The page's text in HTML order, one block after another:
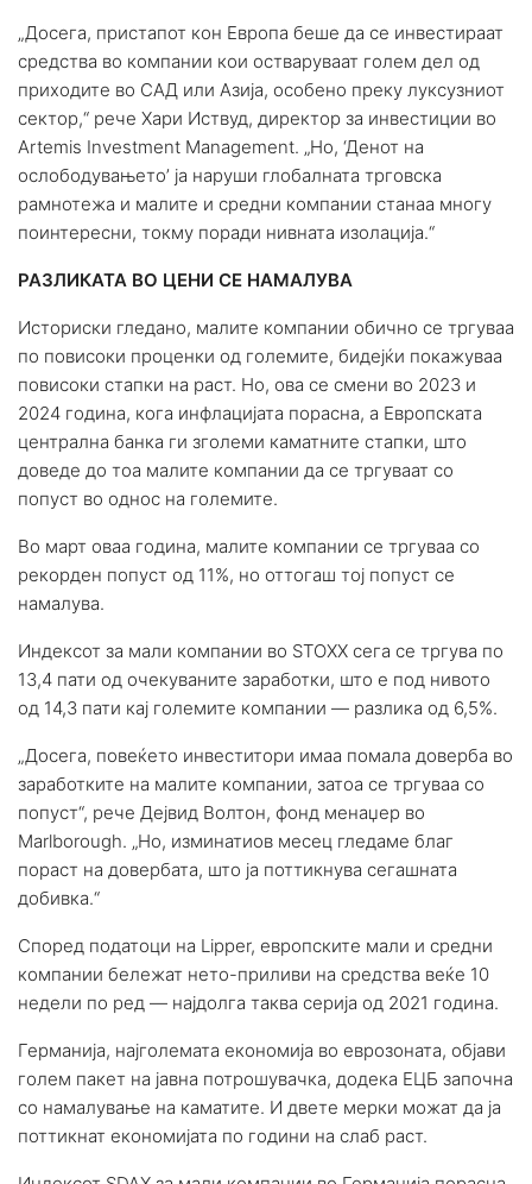
„Досега, пристапот кон Европа беше да се инвестираат
средства во компании кои остваруваат голем дел од
приходите во САД или Азија, особено преку луксузниот
сектор,“ рече Хари Иствуд, директор за инвестиции во
Artemis Investment Management. „Но, ‘Денот на
ослободувањето’ ја наруши глобалната трговска
рамнотежа и малите и средни компании станаа многу
поинтересни, токму поради нивната изолација.“
РАЗЛИКАТА ВО ЦЕНИ СЕ НАМАЛУВА
Историски гледано, малите компании обично се тргуваа
по повисоки проценки од големите, бидејќи покажуваа
повисоки стапки на раст. Но, ова се смени во 2023 и
2024 година, кога инфлацијата порасна, а Европската
централна банка ги зголеми каматните стапки, што
доведе до тоа малите компании да се тргуваат со
попуст во однос на големите.
Во март оваа година, малите компании се тргуваа со
рекорден попуст од 11%, но оттогаш тој попуст се
намалува.
Индексот за мали компании во STOXX сега се тргува по
13,4 пати од очекуваните заработки, што е под нивото
од 14,3 пати кај големите компании — разлика од 6,5%.
„Досега, повеќето инвеститори имаа помала доверба во
заработките на малите компании, затоа се тргуваа со
попуст“, рече Дејвид Волтон, фонд менаџер во
Marlborough. „Но, изминатиов месец гледаме благ
пораст на довербата, што ја поттикнува сегашната
добивка.“
Според податоци на Lipper, европските мали и средни
компании бележат нето-приливи на средства веќе 10
недели по ред — најдолга таква серија од 2021 година.
Германија, најголемата економија во еврозоната, објави
голем пакет на јавна потрошувачка, додека ЕЦБ започна
со намалување на каматите. И двете мерки можат да ја
поттикнат економијата по години на слаб раст.